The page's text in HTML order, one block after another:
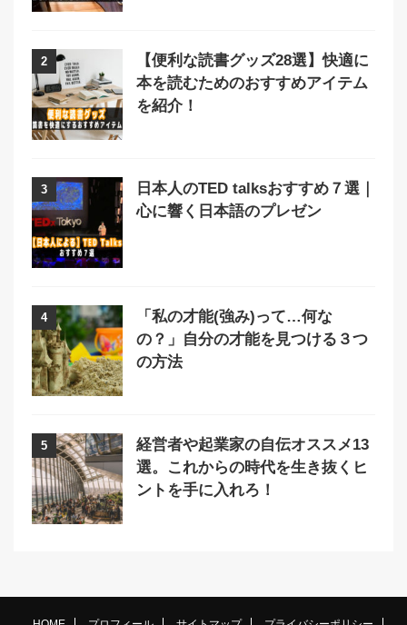
2
【便利な読書グッズ28選】快適に
本を読むためのおすすめアイテム
を紹介！
3
日本人のTED talksおすすめ７選｜
心に響く日本語のプレゼン
4
「私の才能(強み)って…何な
の？」自分の才能を見つける３つ
の方法
5
経営者や起業家の自伝オススメ13
選。これからの時代を生き抜くヒ
ントを手に入れろ！